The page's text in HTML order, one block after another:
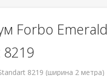
Forbo Emerald
8219 (ширина 2 метра)